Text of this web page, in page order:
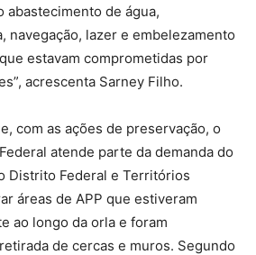
abastecimento de água,
navegação, lazer e embelezamento
estavam comprometidas por
acrescenta Sarney Filho.
com as ações de preservação, o
atende parte da demanda do
Distrito Federal e Territórios
áreas de APP que estiveram
ao longo da orla e foram
de cercas e muros. Segundo